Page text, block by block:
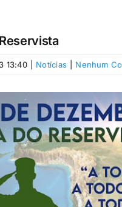
13:40 Notícias Nenhum